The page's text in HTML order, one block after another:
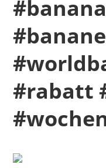
#banane
#rabatt